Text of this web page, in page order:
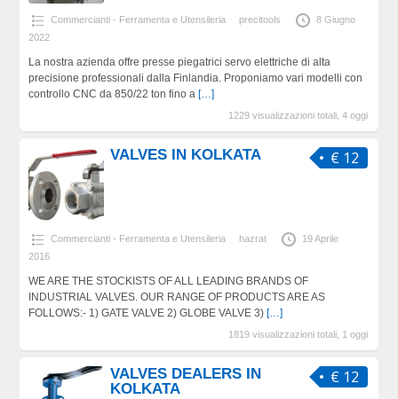
Commercianti - Ferramenta e Utensileria precitools
8 Giugno
2022
La nostra azienda offre presse piegatrici servo elettriche di alta
precisione professionali dalla Finlandia. Proponiamo vari modelli con
controllo CNC da 850/22 ton fino a […]
1229 visualizzazioni totali, 4 oggi
€ 12
VALVES IN KOLKATA
Commercianti - Ferramenta e Utensileria hazrat
19 Aprile
2016
WE ARE THE STOCKISTS OF ALL LEADING BRANDS OF
INDUSTRIAL VALVES. OUR RANGE OF PRODUCTS ARE AS
FOLLOWS:- 1) GATE VALVE 2) GLOBE VALVE 3) […]
1819 visualizzazioni totali, 1 oggi
€ 12
VALVES DEALERS IN
KOLKATA